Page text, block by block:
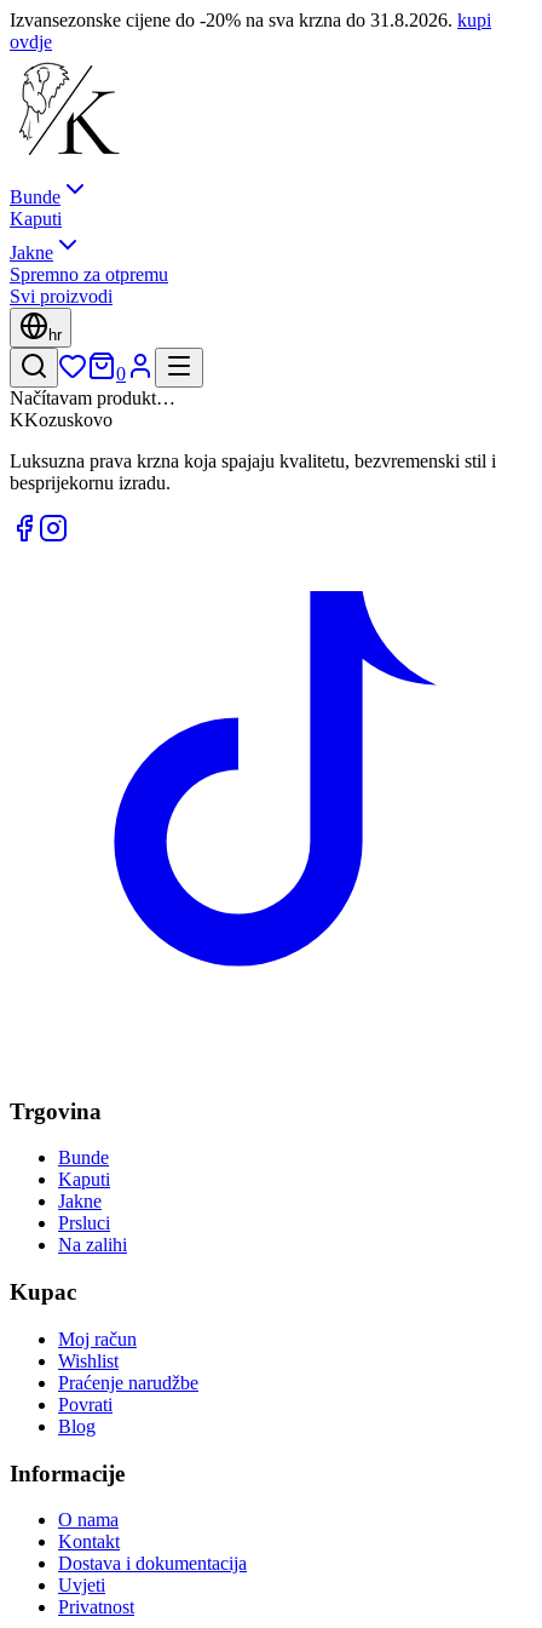
Izvansezonske cijene do -20% na sva krzna do 31.8.2026. kupi
ovdje
Bunde
Kaputi
Jakne
Spremno za otpremu
Svi proizvodi
hr
0
Načítavam produkt…
KKozuskovo
Luksuzna prava krzna koja spajaju kvalitetu, bezvremenski stil i
besprijekornu izradu.
Trgovina
Bunde
Kaputi
Jakne
Prsluci
Na zalihi
Kupac
Moj račun
Wishlist
Praćenje narudžbe
Povrati
Blog
Informacije
O nama
Kontakt
Dostava i dokumentacija
Uvjeti
Privatnost